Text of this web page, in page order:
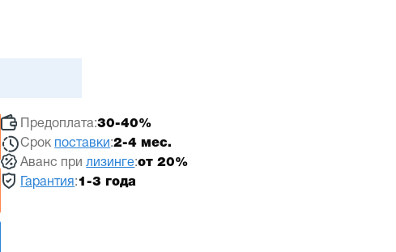
Предоплата:30-40%
Срок поставки :2-4 мес.
Аванс прилизинге:от 20%
Гарантия :1-3 года